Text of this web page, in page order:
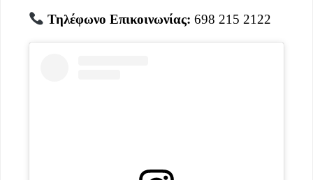
Τηλέφωνο Επικοινωνίας: 698 215 2122